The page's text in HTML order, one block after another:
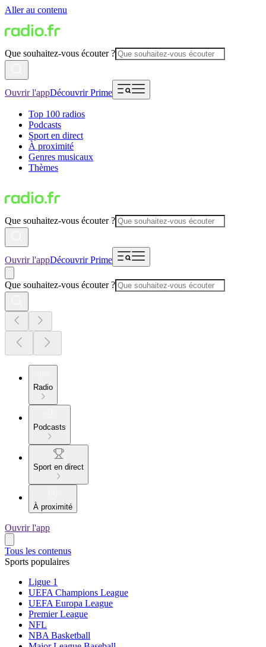
Aller au contenu
Que souhaitez-vous écouter ?
Ouvrir l'appDécouvrir Prime
Top 100 radios
Podcasts
Sport en direct
À proximité
Genres musicaux
Thèmes
Que souhaitez-vous écouter ?
Ouvrir l'appDécouvrir Prime
Que souhaitez-vous écouter ?
Radio
Podcasts
Sport en direct
À proximité
Ouvrir l'app
Tous les contenus
Sports populaires
Ligue 1
UEFA Champions League
UEFA Europa League
Premier League
NFL
NBA Basketball